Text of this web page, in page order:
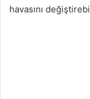
havasını